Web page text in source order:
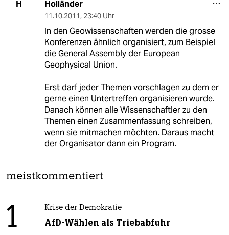
H Holländer
11.10.2011, 23:40 Uhr
In den Geowissenschaften werden die grosse
Konferenzen ähnlich organisiert, zum Beispiel
die General Assembly der European
Geophysical Union.
Erst darf jeder Themen vorschlagen zu dem er
gerne einen Untertreffen organisieren wurde.
Danach können alle Wissenschaftler zu den
Themen einen Zusammenfassung schreiben,
wenn sie mitmachen möchten. Daraus macht
der Organisator dann ein Program.
meistkommentiert
1 Krise der Demokratie
AfD-Wählen als Triebabfuhr